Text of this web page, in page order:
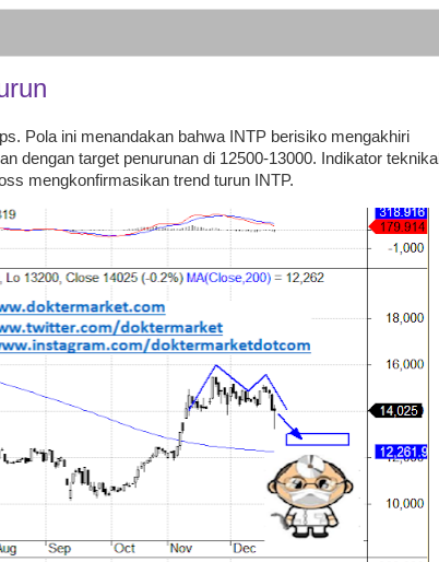
Pola ini menandakan bahwa INTP berisiko mengakhiri
dengan target penurunan di 12500-13000. Indikator teknikal
mengkonfirmasikan trend turun INTP.